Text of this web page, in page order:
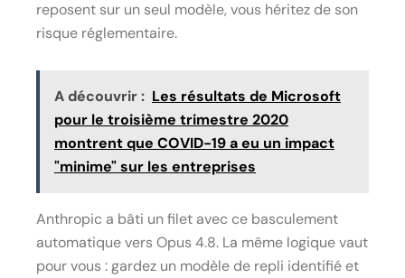
reposent sur un seul modèle, vous héritez de son
risque réglementaire.
A découvrir : Les résultats de Microsoft
pour le troisième trimestre 2020
montrent que COVID-19 a eu un impact
"minime" sur les entreprises
Anthropic a bâti un filet avec ce basculement
automatique vers Opus 4.8. La même logique vaut
pour vous : gardez un modèle de repli identifié et